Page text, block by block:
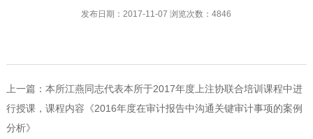
发布日期：2017-11-07 浏览次数：4846
上一篇： 本所江燕同志代表本所于2017年度上注协联合培训课程中进
行授课，课程内容《2016年度在审计报告中沟通关键审计事项的案例
分析》